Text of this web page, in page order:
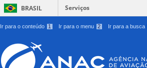
Ir para o conteúdo 1 Ir para o menu 2 Ir para a busca
BRASIL Serviços